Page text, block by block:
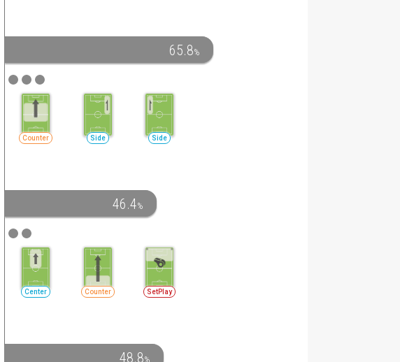
65.8%
Counter Side Side
46.4%
Center Counter SetPlay
48.8%